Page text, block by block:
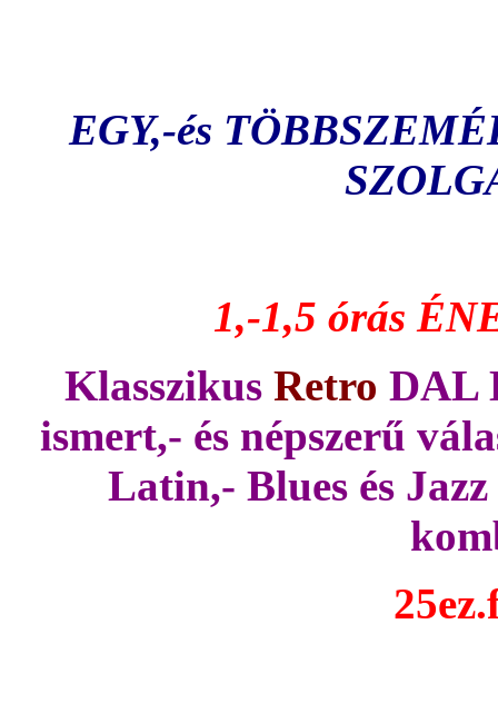
EGY,-és
1,-1,5 órás
Klasszikus Retro DAL
ismert,- és népszerű
Latin,- Blues és